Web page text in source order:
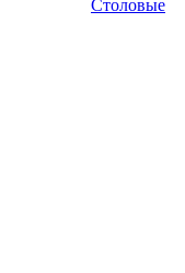
Столовые